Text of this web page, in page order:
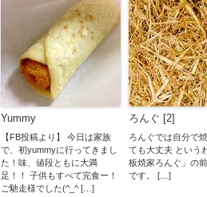
Yummy
【FB投稿より】 今日は家族
で、初yummyに行ってきまし
た！味、値段ともに大満
足！！ 子供もすべて完食ー！
ご馳走様でした(^_^ […]
ろんぐ [2]
ろんぐでは自分で
ても大丈夫 という
板焼家ろんぐ」の
です。 […]